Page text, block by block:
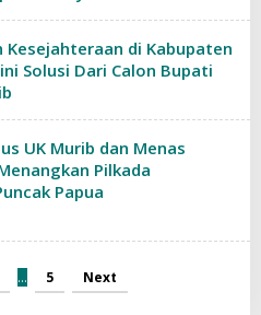
Kesejahteraan di Kabupaten
Solusi Dari Calon Bupati
UK Murib dan Menas
Pilkada
Papua
… 5 Next